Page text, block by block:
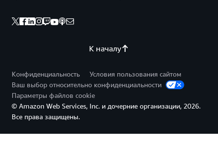
К началу
Конфиденциальность
Условия пользования сайтом
Ваш выбор относительно конфиденциальности
Параметры файлов cookie
© Amazon Web Services, Inc. и дочерние организации, 2026.
Все права защищены.